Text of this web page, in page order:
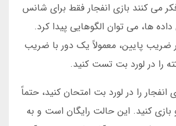
فکر می کنند بازی انفجار فقط برای شانس
ها، می توان الگوهایی پیدا کرد.
ضریب پایین، معمولاً یک دور با ضریب
را در لورد بت تست کنید.
انفجار را در لورد بت امتحان کنید، حتماً
کنید. این حالت رایگان است و به